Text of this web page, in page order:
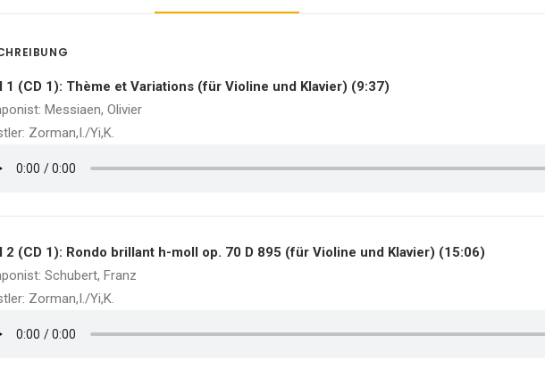
1 (CD 1): Thème et Variations (für Violine und Klavier) (9:37)
Messiaen, Olivier
Zorman,I./Yi,K.
2 (CD 1): Rondo brillant h-moll op. 70 D 895 (für Violine und Klavier) (15:06)
Schubert, Franz
Zorman,I./Yi,K.